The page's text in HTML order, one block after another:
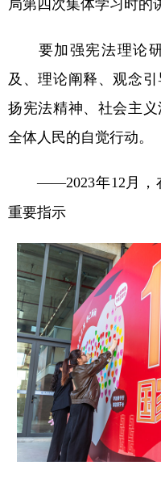
局第四次集体学习时的
要加强宪法理论研
及、理论阐释、观念
扬宪法精神、社会主
全体人民的自觉行动。
——2023年12月，
重要指示